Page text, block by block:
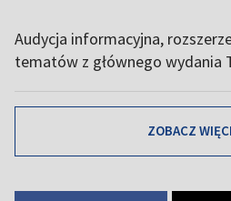
Audycja informacyjna,
tematów z głównego wydania
ZOBACZ